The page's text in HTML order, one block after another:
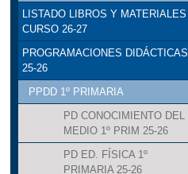
LISTADO LIBROS Y MATERIALES
CURSO 26-27
PROGRAMACIONES DIDÁCTICAS
25-26
PPDD 1º PRIMARIA
PD CONOCIMIENTO DEL
MEDIO 1º PRIM 25-26
PD ED. FÍSICA 1º
PRIMARIA 25-26